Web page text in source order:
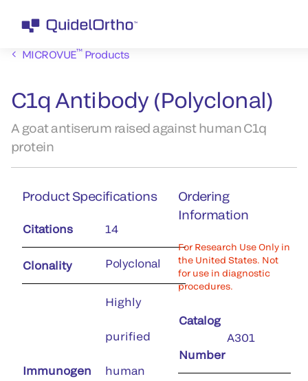
MICROVUE™Products
C1q Antibody (Polyclonal)
A goat antiserum raised against human C1q
protein
Product Specifications
Citations 14
Clonality Polyclonal
Immunogen
Highly
purified
human
Ordering
Information
For Research Use Only in
the United States. Not
for use in diagnostic
procedures.
Catalog
Number
A301